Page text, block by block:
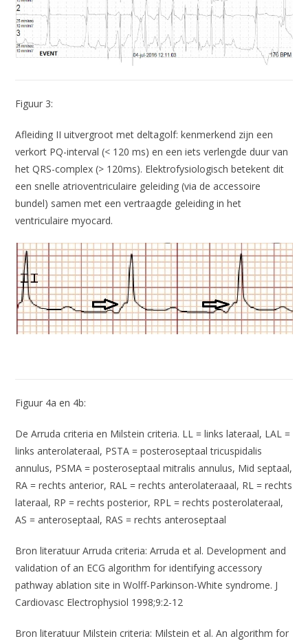
Figuur 3:
Afleiding II uitvergroot met deltagolf: kenmerkend zijn een
verkort PQ-interval (< 120 ms) en een iets verlengde duur van
het QRS-complex (> 120ms). Elektrofysiologisch betekent dit
een snelle atrioventriculaire geleiding (via de accessoire
bundel) samen met een vertraagde geleiding in het
ventriculaire myocard.
Figuur 4a en 4b:
De Arruda criteria en Milstein criteria. LL = links lateraal, LAL =
links anterolateraal, PSTA = posteroseptaal tricuspidalis
annulus, PSMA = posteroseptaal mitralis annulus, Mid septaal,
RA = rechts anterior, RAL = rechts anterolateraaal, RL = rechts
lateraal, RP = rechts posterior, RPL = rechts posterolateraal,
AS = anteroseptaal, RAS = rechts anteroseptaal
Bron literatuur Arruda criteria: Arruda et al. Development and
validation of an ECG algorithm for identifying accessory
pathway ablation site in Wolff-Parkinson-White syndrome. J
Cardiovasc Electrophysiol 1998;9:2-12
Bron literatuur Milstein criteria: Milstein et al. An algorithm for